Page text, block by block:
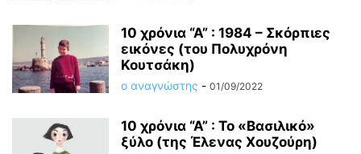
10 χρόνια “Α” : 1984 – Σκόρπιες
εικόνες (του Πολυχρόνη
Κουτσάκη)
ο αναγνώστης - 01/09/2022
10 χρόνια “Α” : Το «Βασιλικό»
ξύλο (της Έλενας Χουζούρη)